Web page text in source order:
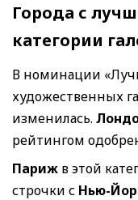
Города с
категории
В номинации
художественных
изменилась.
рейтингом
Париж в этой
строчки с Нью-